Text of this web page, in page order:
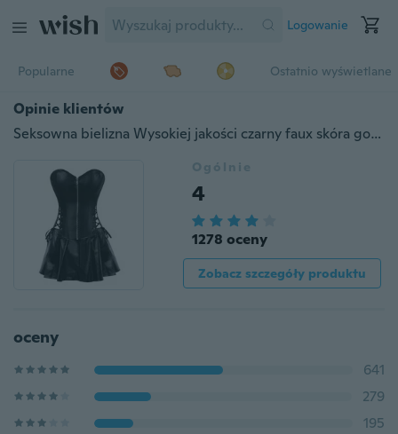
Logowanie
Popularne Ostatnio wyświetlane
Opinie klientów
Seksowna bielizna Wysokiej jakości czarny faux skóra gorset plus size gorset klubowa sukienka gotycka damska shaper + spódnice
Ogólnie
4
1278 oceny
Zobacz szczegóły produktu
oceny
641
279
195